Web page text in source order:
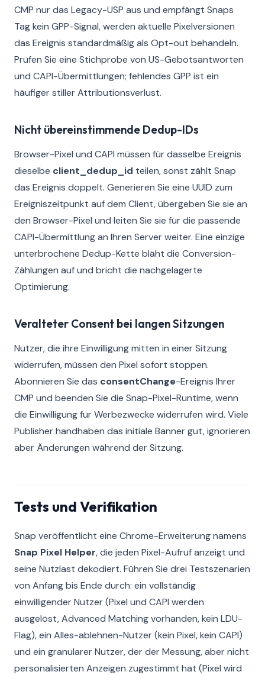
CMP nur das Legacy-USP aus und empfängt Snaps
Tag kein GPP-Signal, werden aktuelle Pixelversionen
das Ereignis standardmäßig als Opt-out behandeln.
Prüfen Sie eine Stichprobe von US-Gebotsantworten
und CAPI-Übermittlungen; fehlendes GPP ist ein
häufiger stiller Attributionsverlust.
Nicht übereinstimmende Dedup-IDs
Browser-Pixel und CAPI müssen für dasselbe Ereignis
dieselbe client_dedup_id teilen, sonst zählt Snap
das Ereignis doppelt. Generieren Sie eine UUID zum
Ereigniszeitpunkt auf dem Client, übergeben Sie sie an
den Browser-Pixel und leiten Sie sie für die passende
CAPI-Übermittlung an Ihren Server weiter. Eine einzige
unterbrochene Dedup-Kette bläht die Conversion-
Zählungen auf und bricht die nachgelagerte
Optimierung.
Veralteter Consent bei langen Sitzungen
Nutzer, die ihre Einwilligung mitten in einer Sitzung
widerrufen, müssen den Pixel sofort stoppen.
Abonnieren Sie das consentChange-Ereignis Ihrer
CMP und beenden Sie die Snap-Pixel-Runtime, wenn
die Einwilligung für Werbezwecke widerrufen wird. Viele
Publisher handhaben das initiale Banner gut, ignorieren
aber Änderungen während der Sitzung.
Tests und Verifikation
Snap veröffentlicht eine Chrome-Erweiterung namens
Snap Pixel Helper, die jeden Pixel-Aufruf anzeigt und
seine Nutzlast dekodiert. Führen Sie drei Testszenarien
von Anfang bis Ende durch: ein vollständig
einwilligender Nutzer (Pixel und CAPI werden
ausgelöst, Advanced Matching vorhanden, kein LDU-
Flag), ein Alles-ablehnen-Nutzer (kein Pixel, kein CAPI)
und ein granularer Nutzer, der der Messung, aber nicht
personalisierten Anzeigen zugestimmt hat (Pixel wird